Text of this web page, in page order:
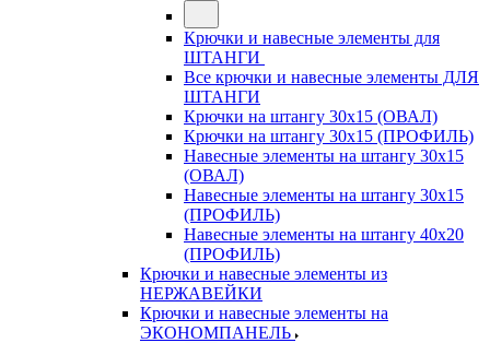
Крючки и навесные элементы для
ШТАНГИ
Все крючки и навесные элементы ДЛЯ
ШТАНГИ
Крючки на штангу 30х15 (ОВАЛ)
Крючки на штангу 30х15 (ПРОФИЛЬ)
Навесные элементы на штангу 30х15
(ОВАЛ)
Навесные элементы на штангу 30х15
(ПРОФИЛЬ)
Навесные элементы на штангу 40х20
(ПРОФИЛЬ)
Крючки и навесные элементы из
НЕРЖАВЕЙКИ
Крючки и навесные элементы на
ЭКОНОМПАНЕЛЬ